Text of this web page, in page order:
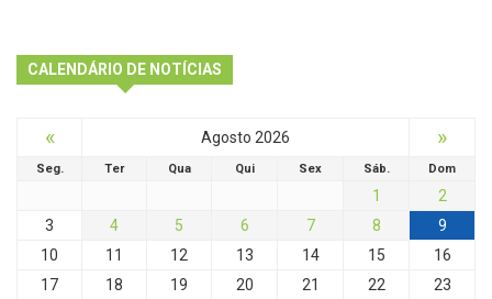
CALENDÁRIO DE NOTÍCIAS
« Agosto 2026 »
Seg. Ter Qua Qui Sex Sáb. Dom
1
2
3
4 5 6 7 8
9
10
11 12 13 14 15
16
17
18 19 20 21 22
23